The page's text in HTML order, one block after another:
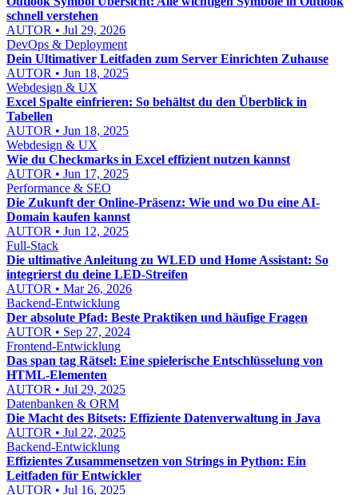
schnell verstehen
AUTOR • Jul 29, 2026
DevOps & Deployment
Dein Ultimativer Leitfaden zum Server Einrichten Zuhause
AUTOR • Jun 18, 2025
Webdesign & UX
Excel Spalte einfrieren: So behältst du den Überblick in
Tabellen
AUTOR • Jun 18, 2025
Webdesign & UX
Wie du Checkmarks in Excel effizient nutzen kannst
AUTOR • Jun 17, 2025
Performance & SEO
Die Zukunft der Online-Präsenz: Wie und wo Du eine AI-
Domain kaufen kannst
AUTOR • Jun 12, 2025
Full-Stack
Die ultimative Anleitung zu WLED und Home Assistant: So
integrierst du deine LED-Streifen
AUTOR • Mar 26, 2026
Backend-Entwicklung
Der absolute Pfad: Beste Praktiken und häufige Fragen
AUTOR • Sep 27, 2024
Frontend-Entwicklung
Das span tag Rätsel: Eine spielerische Entschlüsselung von
HTML-Elementen
AUTOR • Jul 29, 2025
Datenbanken & ORM
Die Macht des Bitsets: Effiziente Datenverwaltung in Java
AUTOR • Jul 22, 2025
Backend-Entwicklung
Effizientes Zusammensetzen von Strings in Python: Ein
Leitfaden für Entwickler
AUTOR • Jul 16, 2025